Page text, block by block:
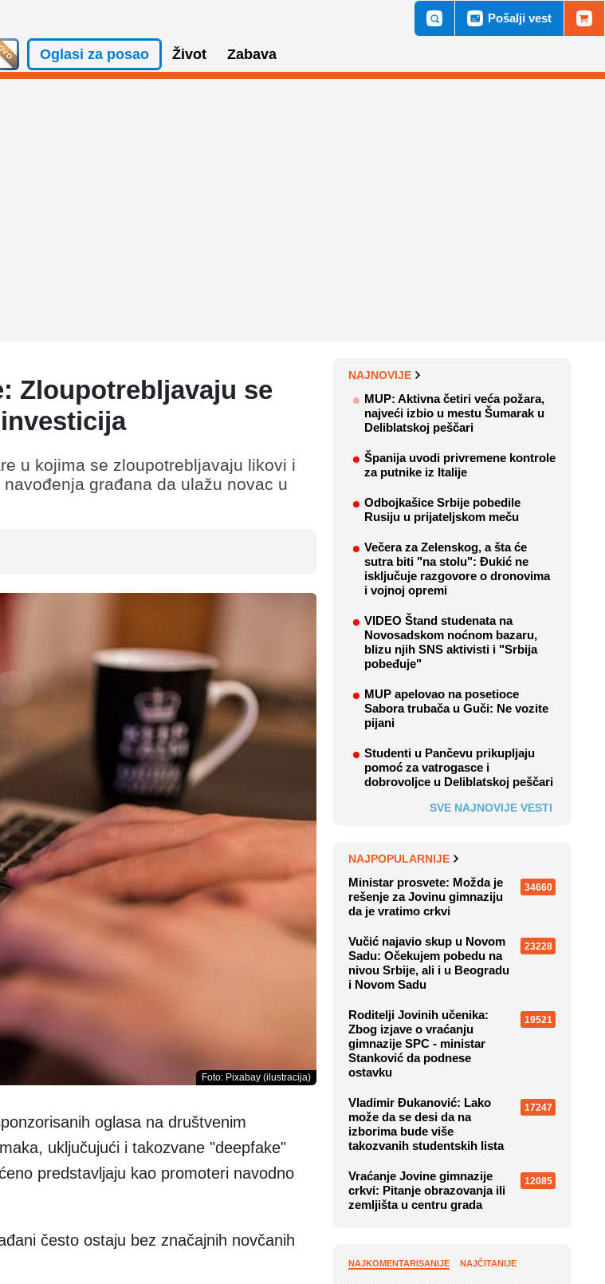
Oglasi za posao Život Zabava
Pošalji vest
Zloupotrebljavaju se
u kojima se zloupotrebljavaju likovi i
građana da ulažu novac u
Foto: Pixabay (ilustracija)
oglasa na društvenim
uključujući i takozvane "deepfake"
predstavljaju kao promoteri navodno
često ostaju bez značajnih novčanih
NAJNOVIJE
MUP: Aktivna četiri veća požara,
najveći izbio u mestu Šumarak u
Deliblatskoj peščari
Španija uvodi privremene kontrole
za putnike iz Italije
Odbojkašice Srbije pobedile
Rusiju u prijateljskom meču
Večera za Zelenskog, a šta će
sutra biti "na stolu": Đukić ne
isključuje razgovore o dronovima
i vojnoj opremi
VIDEO Štand studenata na
Novosadskom noćnom bazaru,
blizu njih SNS aktivisti i "Srbija
pobeđuje"
MUP apelovao na posetioce
Sabora trubača u Guči: Ne vozite
pijani
Studenti u Pančevu prikupljaju
pomoć za vatrogasce i
dobrovoljce u Deliblatskoj peščari
SVE NAJNOVIJE VESTI
NAJPOPULARNIJE
Ministar prosvete: Možda je
rešenje za Jovinu gimnaziju
da je vratimo crkvi
34660
Vučić najavio skup u Novom
Sadu: Očekujem pobedu na
nivou Srbije, ali i u Beogradu
i Novom Sadu
23228
Roditelji Jovinih učenika:
Zbog izjave o vraćanju
gimnazije SPC - ministar
Stanković da podnese
ostavku
19521
Vladimir Đukanović: Lako
može da se desi da na
izborima bude više
takozvanih studentskih lista
17247
Vraćanje Jovine gimnazije
crkvi: Pitanje obrazovanja ili
zemljišta u centru grada
12085
NAJKOMENTARISANIJE NAJČITANIJE